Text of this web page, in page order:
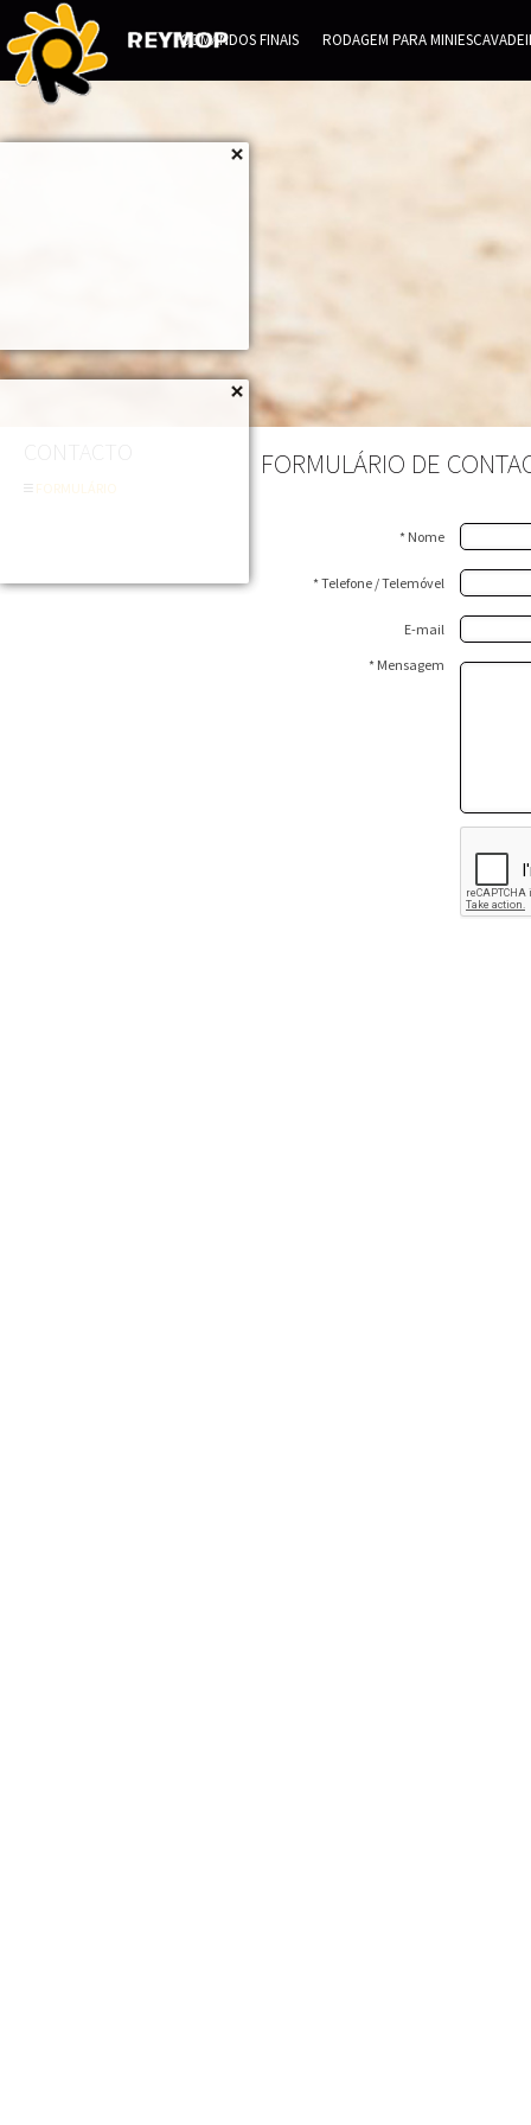
COMANDOS FINAIS RODAGEM PARA
CONTACTO
FORMULÁRIO
FORMULÁRIO DE
* Nome
* Telefone / Telemóvel
E-mail
* Mensagem